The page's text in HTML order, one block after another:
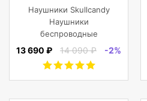
Skullcandy CRUSHER EVO
WIRELESS OVER-EAR,
черные
Наушники Skullcandy
Наушники
беспроводные
полноразмерные
WIRELESS OVER-EAR,
черные
13 690 ₽ 14 090 ₽ -2%